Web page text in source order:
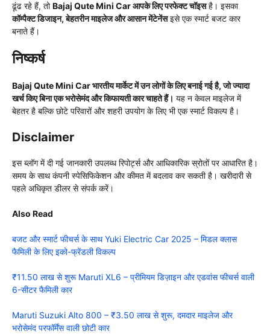
ढूंढ रहे हैं, तो Bajaj Qute Mini Car आपके लिए परफेक्ट चॉइसहै। इसका
कॉम्पैक्ट डिजाइन, बेहतरीन माइलेज और आसान मेंटेनेंसइसे एक स्मार्ट बजट कार
बनाते हैं।
निष्कर्ष
Bajaj Qute Mini Car भारतीय मार्केट में उन लोगों के लिए बनाई गई है, जो ज्यादा
खर्च किए बिना एक भरोसेमंद और किफायती कार चाहते हैं। यह न केवल माइलेज में
बेहतर है बल्कि छोटे परिवारों और शहरी उपयोग के लिए भी एक स्मार्ट विकल्प है।
Disclaimer
इस ब्लॉग में दी गई जानकारी उपलब्ध रिपोर्ट्स और आधिकारिक स्रोतों पर आधारित है।
समय के साथ कंपनी स्पेसिफिकेशन और कीमत में बदलाव कर सकती है। खरीदारी से
पहले अधिकृत डीलर से संपर्क करें।
Also Read
बजट और स्मार्ट फीचर्स के साथ Yuki Electric Car 2025 – मिडल क्लास
फैमिली के लिए इको-फ्रेंडली विकल्प
₹11.50 लाख से शुरू Maruti XL6 – प्रीमियम डिज़ाइन और एडवांस फीचर्स वाली
6-सीटर फैमिली कार
Maruti Suzuki Alto 800 – ₹3.50 लाख से शुरू, दमदार माइलेज और
भरोसेमंद परफॉर्मेंस वाली छोटी कार